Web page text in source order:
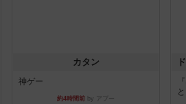
カタン
神ゲー
約4時間前 by アプー